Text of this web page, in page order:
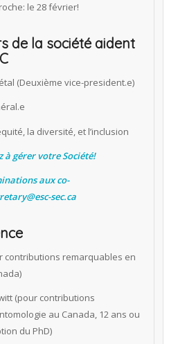
le 28 février!
de la société aident
(Deuxième vice-president.e)
la diversité, et l’inclusion
à gérer votre Société!
aux co-
sec.ca
contributions remarquables en
(pour contributions
au Canada, 12 ans ou
du PhD)